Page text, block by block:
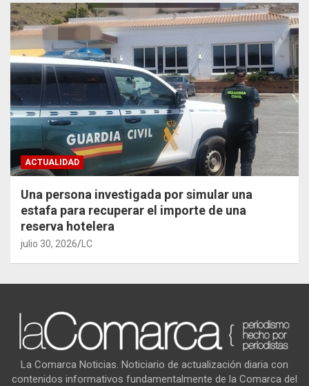
ACTUALIDAD
Una persona investigada por simular una
estafa para recuperar el importe de una
reserva hotelera
julio 30, 2026 LC
La Comarca Noticias. Noticiario de actualización diaria con
contenidos informativos fundamentalmente de la Comarca del